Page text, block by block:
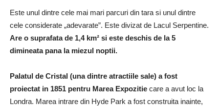
Este unul dintre cele mai mari parcuri din tara si unul dintre
cele considerate „adevarate”. Este divizat de Lacul Serpentine.
Are o suprafata de 1,4 km² si este deschis de la 5
dimineata pana la miezul noptii.
Palatul de Cristal (una dintre atractiile sale) a fost
proiectat in 1851 pentru Marea Expozitie care a avut loc la
Londra. Marea intrare din Hyde Park a fost construita inainte,